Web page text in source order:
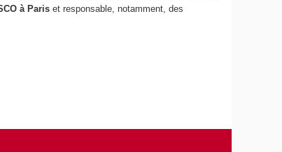
à Paris et responsable, notamment, des